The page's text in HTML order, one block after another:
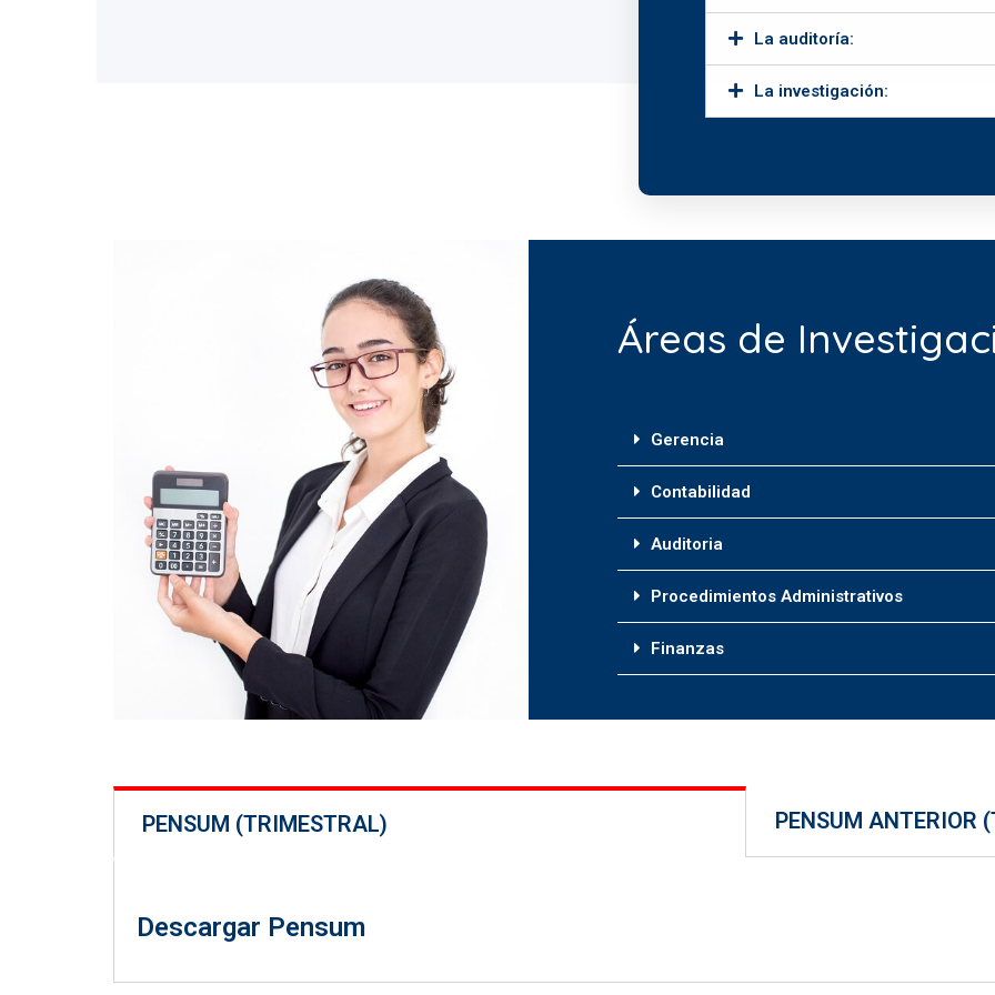
La auditoría:
La investigación:
Áreas de
Gerencia
Contabilidad
Auditoria
Procedimientos Administrativos
Finanzas
PENSUM (TRIMESTRAL) PENSUM ANTERIOR
Descargar Pensum